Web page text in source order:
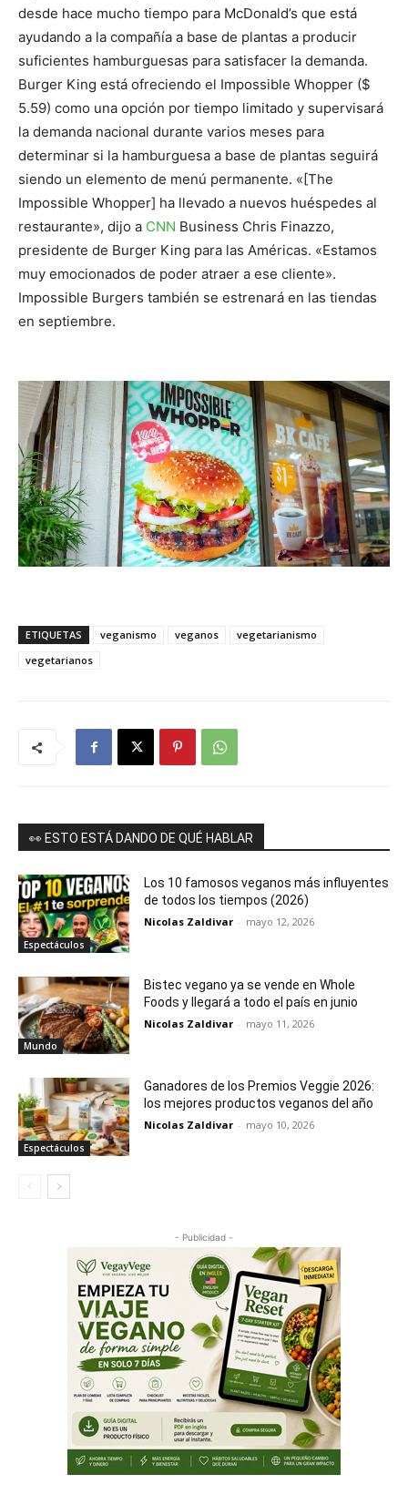
desde hace mucho tiempo para McDonald’s que está
ayudando a la compañía a base de plantas a producir
suficientes hamburguesas para satisfacer la demanda.
Burger King está ofreciendo el Impossible Whopper ($
5.59) como una opción por tiempo limitado y supervisará
la demanda nacional durante varios meses para
determinar si la hamburguesa a base de plantas seguirá
siendo un elemento de menú permanente. «[The
Impossible Whopper] ha llevado a nuevos huéspedes al
restaurante», dijo a CNN Business Chris Finazzo,
presidente de Burger King para las Américas. «Estamos
muy emocionados de poder atraer a ese cliente».
Impossible Burgers también se estrenará en las tiendas
en septiembre.
ETIQUETAS veganismo veganos
vegetarianismo
vegetarianos
👀 ESTO ESTÁ DANDO DE QUÉ HABLAR
Espectáculos
Los 10 famosos veganos más influyentes
de todos los tiempos (2026)
Nicolas Zaldivar - mayo 12, 2026
Mundo
Bistec vegano ya se vende en Whole
Foods y llegará a todo el país en junio
Nicolas Zaldivar - mayo 11, 2026
Espectáculos
Ganadores de los Premios Veggie 2026:
los mejores productos veganos del año
Nicolas Zaldivar - mayo 10, 2026
- Publicidad -